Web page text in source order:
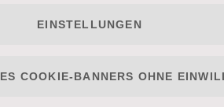
KERN